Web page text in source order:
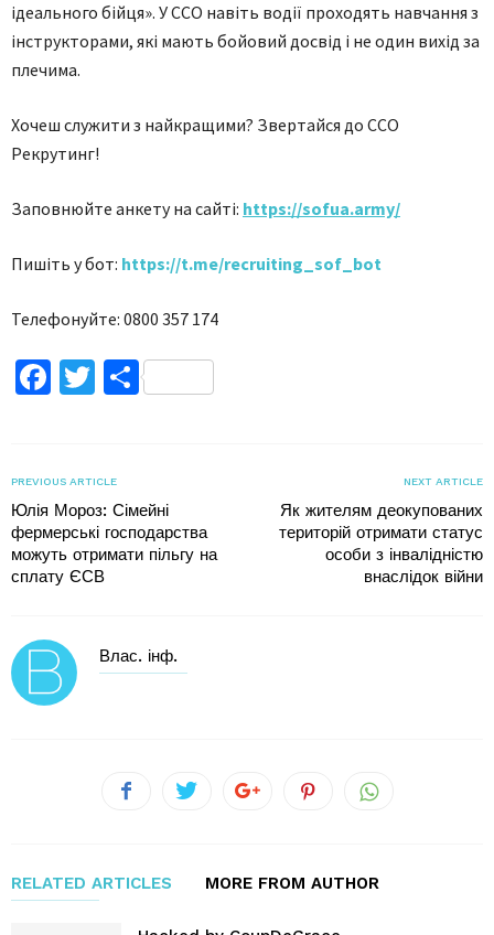
ідеального бійця». У ССО навіть водії проходять навчання з
інструкторами, які мають бойовий досвід і не один вихід за
плечима.
Хочеш служити з найкращими? Звертайся до ССО
Рекрутинг!
Заповнюйте анкету на сайті: https://sofua.army/
Пишіть у бот: https://t.me/recruiting_sof_bot
Телефонуйте: 0800 357 174
Facebook
TwitterПоділитися
PREVIOUS ARTICLE
Юлія Мороз: Сімейні
фермерські господарства
можуть отримати пільгу на
сплату ЄСВ
NEXT ARTICLE
Як жителям деокупованих
територій отримати статус
особи з інвалідністю
внаслідок війни
Влас. інф.
RELATED ARTICLES MORE FROM AUTHOR